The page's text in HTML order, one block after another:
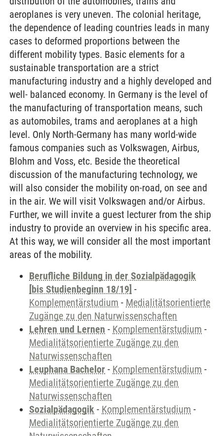
aeroplanes is very uneven. The colonial heritage,
the dependence of leading countries leads in many
cases to deformed proportions between the
different mobility types. Basic elements for a
sustainable transportation are a strict
manufacturing industry and a highly developed and
well- balanced economy. In Germany is the level of
the manufacturing of transportation means, such
as automobiles, trams and aeroplanes at a high
level. Only North-Germany has many world-wide
famous companies such as Volkswagen, Airbus,
Blohm and Voss, etc. Beside the theoretical
discussion of the manufacturing technology, we
will also consider the mobility on-road, on see and
in the air. We will visit Volkswagen and/or Airbus.
Further, we will invite a guest lecturer from the ship
industry to provide an overview in his specific area.
At this way, we will consider all the most important
areas of the mobility.
Berufliche Bildung in der Sozialpädagogik
[bis Studienbeginn 18/19] -
Komplementärstudium - Medialitätsorientierte
Zugänge zu den Naturwissenschaften
Lehren und Lernen - Komplementärstudium -
Medialitätsorientierte Zugänge zu den
Naturwissenschaften
Leuphana Bachelor - Komplementärstudium -
Medialitätsorientierte Zugänge zu den
Naturwissenschaften
Sozialpädagogik - Komplementärstudium -
Medialitätsorientierte Zugänge zu den